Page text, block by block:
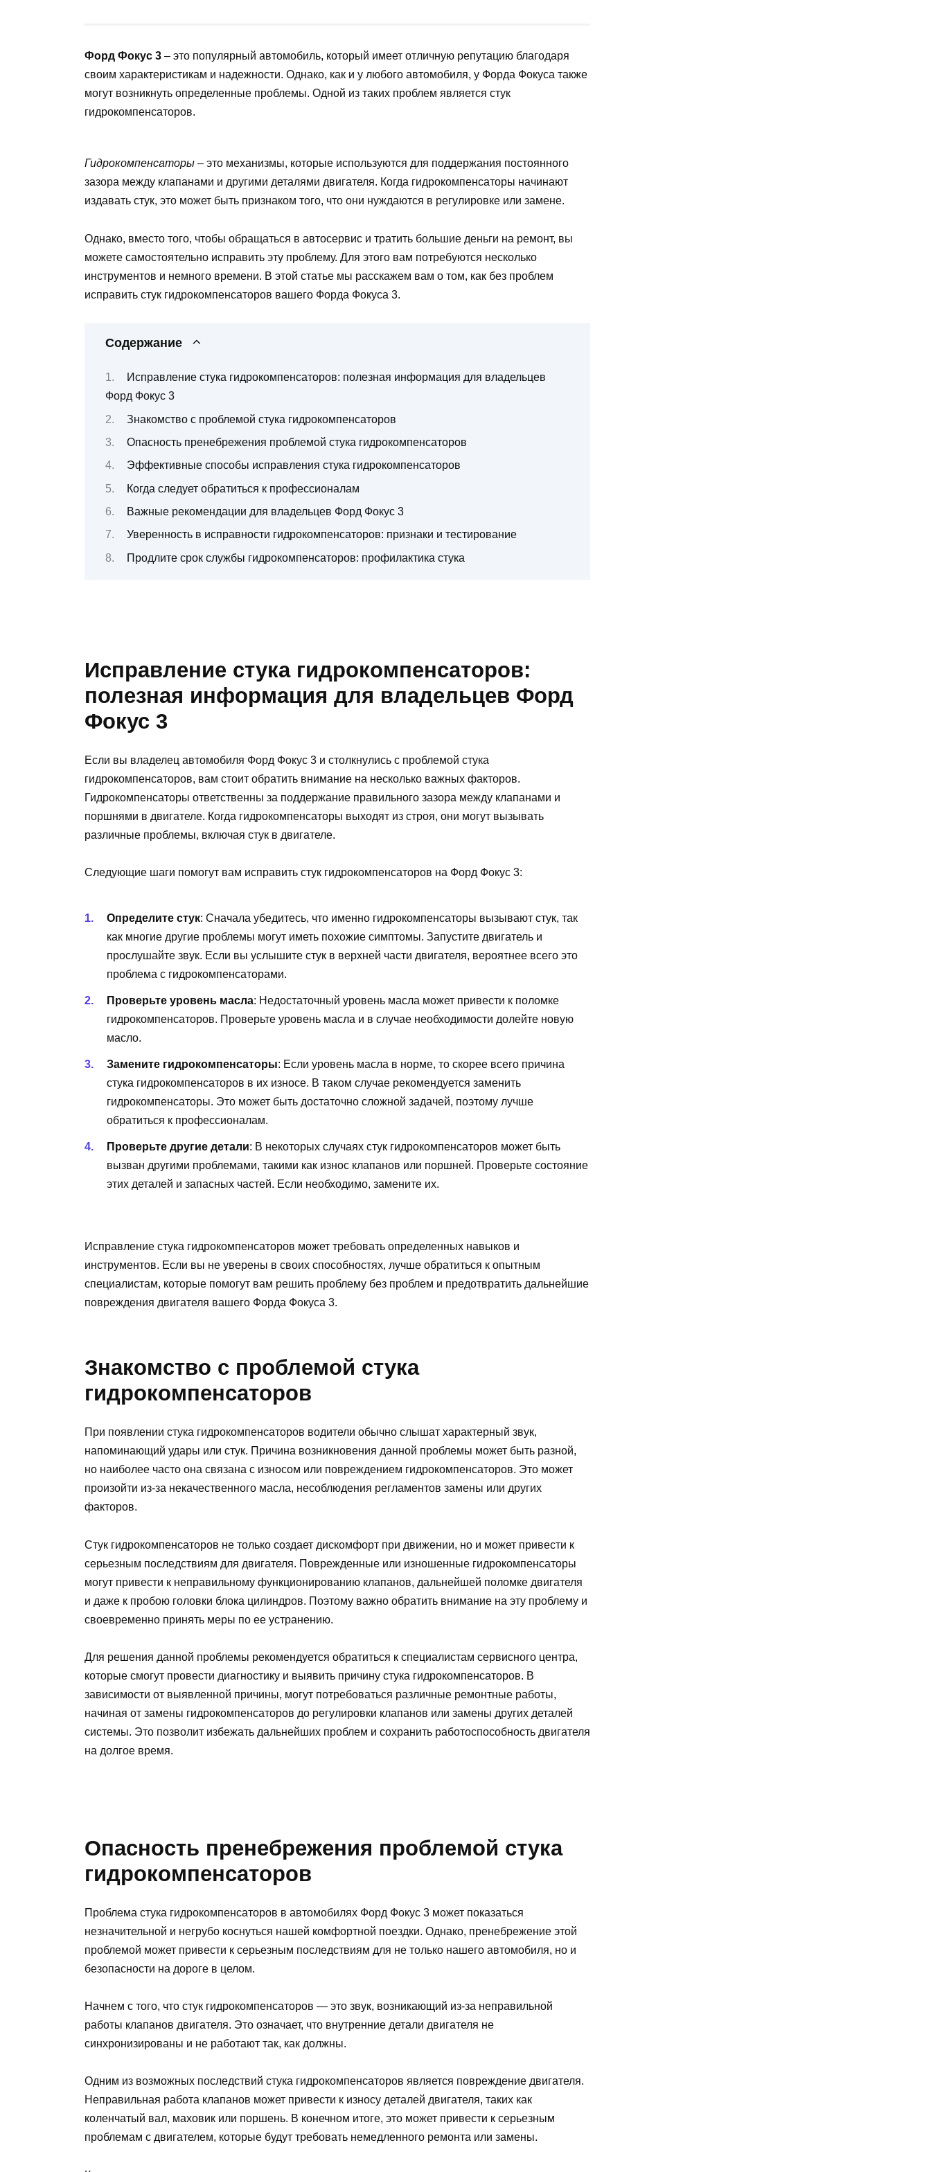
Форд Фокус 3 – это популярный автомобиль, который имеет отличную репутацию благодаря
своим характеристикам и надежности. Однако, как и у любого автомобиля, у Форда Фокуса также
могут возникнуть определенные проблемы. Одной из таких проблем является стук
гидрокомпенсаторов.
Гидрокомпенсаторы – это механизмы, которые используются для поддержания постоянного
зазора между клапанами и другими деталями двигателя. Когда гидрокомпенсаторы начинают
издавать стук, это может быть признаком того, что они нуждаются в регулировке или замене.
Однако, вместо того, чтобы обращаться в автосервис и тратить большие деньги на ремонт, вы
можете самостоятельно исправить эту проблему. Для этого вам потребуются несколько
инструментов и немного времени. В этой статье мы расскажем вам о том, как без проблем
исправить стук гидрокомпенсаторов вашего Форда Фокуса 3.
Содержание
Исправление стука гидрокомпенсаторов: полезная информация для владельцев
Форд Фокус 3
Знакомство с проблемой стука гидрокомпенсаторов
Опасность пренебрежения проблемой стука гидрокомпенсаторов
Эффективные способы исправления стука гидрокомпенсаторов
Когда следует обратиться к профессионалам
Важные рекомендации для владельцев Форд Фокус 3
Уверенность в исправности гидрокомпенсаторов: признаки и тестирование
Продлите срок службы гидрокомпенсаторов: профилактика стука
Исправление стука гидрокомпенсаторов:
полезная информация для владельцев Форд
Фокус 3
Если вы владелец автомобиля Форд Фокус 3 и столкнулись с проблемой стука
гидрокомпенсаторов, вам стоит обратить внимание на несколько важных факторов.
Гидрокомпенсаторы ответственны за поддержание правильного зазора между клапанами и
поршнями в двигателе. Когда гидрокомпенсаторы выходят из строя, они могут вызывать
различные проблемы, включая стук в двигателе.
Следующие шаги помогут вам исправить стук гидрокомпенсаторов на Форд Фокус 3:
Определите стук: Сначала убедитесь, что именно гидрокомпенсаторы вызывают стук, так
как многие другие проблемы могут иметь похожие симптомы. Запустите двигатель и
прослушайте звук. Если вы услышите стук в верхней части двигателя, вероятнее всего это
проблема с гидрокомпенсаторами.
Проверьте уровень масла: Недостаточный уровень масла может привести к поломке
гидрокомпенсаторов. Проверьте уровень масла и в случае необходимости долейте новую
масло.
Замените гидрокомпенсаторы: Если уровень масла в норме, то скорее всего причина
стука гидрокомпенсаторов в их износе. В таком случае рекомендуется заменить
гидрокомпенсаторы. Это может быть достаточно сложной задачей, поэтому лучше
обратиться к профессионалам.
Проверьте другие детали: В некоторых случаях стук гидрокомпенсаторов может быть
вызван другими проблемами, такими как износ клапанов или поршней. Проверьте состояние
этих деталей и запасных частей. Если необходимо, замените их.
Исправление стука гидрокомпенсаторов может требовать определенных навыков и
инструментов. Если вы не уверены в своих способностях, лучше обратиться к опытным
специалистам, которые помогут вам решить проблему без проблем и предотвратить дальнейшие
повреждения двигателя вашего Форда Фокуса 3.
Знакомство с проблемой стука
гидрокомпенсаторов
При появлении стука гидрокомпенсаторов водители обычно слышат характерный звук,
напоминающий удары или стук. Причина возникновения данной проблемы может быть разной,
но наиболее часто она связана с износом или повреждением гидрокомпенсаторов. Это может
произойти из-за некачественного масла, несоблюдения регламентов замены или других
факторов.
Стук гидрокомпенсаторов не только создает дискомфорт при движении, но и может привести к
серьезным последствиям для двигателя. Поврежденные или изношенные гидрокомпенсаторы
могут привести к неправильному функционированию клапанов, дальнейшей поломке двигателя
и даже к пробою головки блока цилиндров. Поэтому важно обратить внимание на эту проблему и
своевременно принять меры по ее устранению.
Для решения данной проблемы рекомендуется обратиться к специалистам сервисного центра,
которые смогут провести диагностику и выявить причину стука гидрокомпенсаторов. В
зависимости от выявленной причины, могут потребоваться различные ремонтные работы,
начиная от замены гидрокомпенсаторов до регулировки клапанов или замены других деталей
системы. Это позволит избежать дальнейших проблем и сохранить работоспособность двигателя
на долгое время.
Опасность пренебрежения проблемой стука
гидрокомпенсаторов
Проблема стука гидрокомпенсаторов в автомобилях Форд Фокус 3 может показаться
незначительной и негрубо коснуться нашей комфортной поездки. Однако, пренебрежение этой
проблемой может привести к серьезным последствиям для не только нашего автомобиля, но и
безопасности на дороге в целом.
Начнем с того, что стук гидрокомпенсаторов — это звук, возникающий из-за неправильной
работы клапанов двигателя. Это означает, что внутренние детали двигателя не
синхронизированы и не работают так, как должны.
Одним из возможных последствий стука гидрокомпенсаторов является повреждение двигателя.
Неправильная работа клапанов может привести к износу деталей двигателя, таких как
коленчатый вал, маховик или поршень. В конечном итоге, это может привести к серьезным
проблемам с двигателем, которые будут требовать немедленного ремонта или замены.